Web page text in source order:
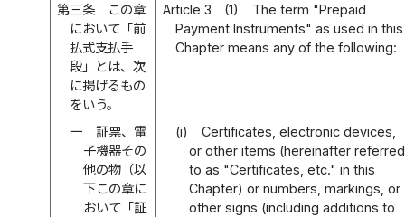
第三条
この章
において「前
払式支払手
段」とは、次
に掲げるもの
をいう。
Article 3 (1)
The term "Prepaid
Payment Instruments" as used in this
Chapter means any of the following:
一
証票、電
子機器その
他の物（以
下この章に
おいて「証
(i)
Certificates, electronic devices,
or other items (hereinafter referred
to as "Certificates, etc." in this
Chapter) or numbers, markings, or
other signs (including additions to